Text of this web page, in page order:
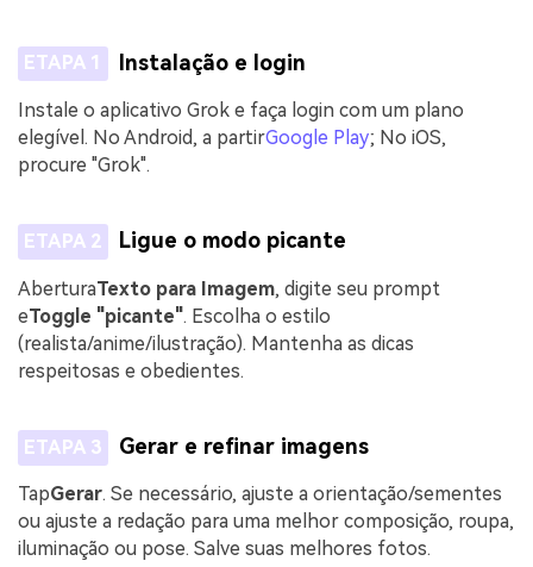
ETAPA 1 Instalação e login
Instale o aplicativo Grok e faça login com um plano
elegível. No Android, a partirGoogle Play; No iOS,
procure "Grok".
ETAPA 2 Ligue o modo picante
AberturaTexto para Imagem, digite seu prompt
eToggle "picante". Escolha o estilo
(realista/anime/ilustração). Mantenha as dicas
respeitosas e obedientes.
ETAPA 3 Gerar e refinar imagens
TapGerar. Se necessário, ajuste a orientação/sementes
ou ajuste a redação para uma melhor composição, roupa,
iluminação ou pose. Salve suas melhores fotos.